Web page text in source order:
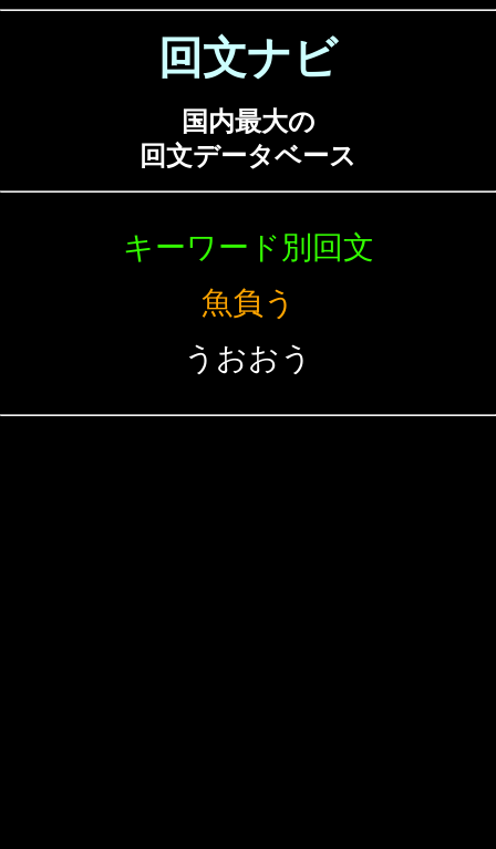
回文ナビ
国内最大の
回文データベース
キーワード別回文
魚負う
うおおう